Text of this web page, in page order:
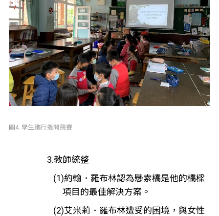
圖4. 學生進行提問競賽
3.教師統整
(1)約翰．羅布林認為懸索橋是他的橋樑
項目的最佳解決方案。
(2)艾米莉．羅布林遭受的困境，與女性